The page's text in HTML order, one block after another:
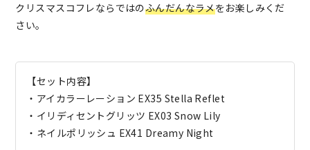
クリスマスコフレならではのふんだんなラメをお楽しみくだ
さい。
【セット内容】
・アイカラーレーション EX35 Stella Reflet
・イリディセントグリッツ EX03 Snow Lily
・ネイルポリッシュ EX41 Dreamy Night